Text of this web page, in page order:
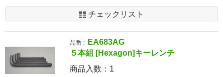
チェックリスト
品番 :
EA683AG
５本組 [Hexagon]キーレンチ
商品入数： 1